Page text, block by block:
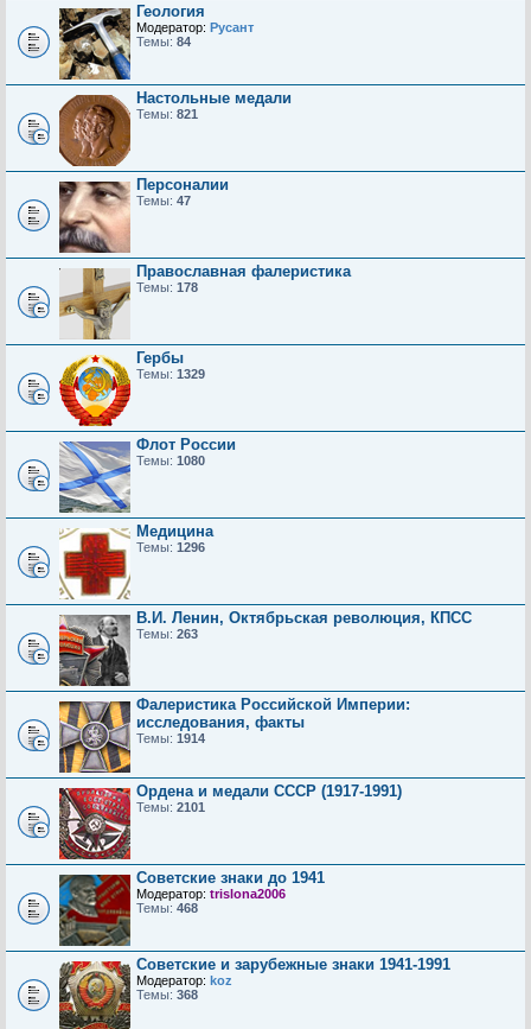
Геология
Модератор: Русант
Темы: 84
Настольные медали
Темы: 821
Персоналии
Темы: 47
Православная фалеристика
Темы: 178
Гербы
Темы: 1329
Флот России
Темы: 1080
Медицина
Темы: 1296
В.И. Ленин, Октябрьская революция, КПСС
Темы: 263
Фалеристика Российской Империи:
исследования, факты
Темы: 1914
Ордена и медали СССР (1917-1991)
Темы: 2101
Советские знаки до 1941
Модератор: trislona2006
Темы: 468
Советские и зарубежные знаки 1941-1991
Модератор: koz
Темы: 368